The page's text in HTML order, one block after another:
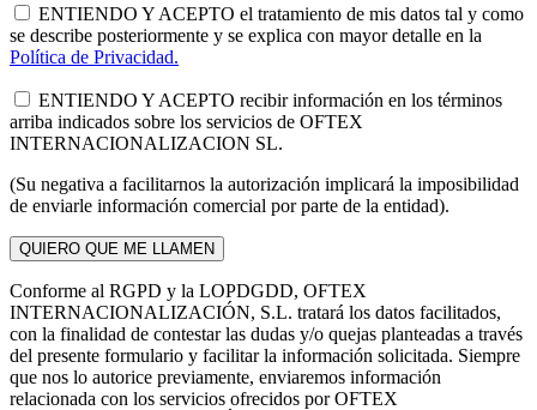
ENTIENDO Y ACEPTO el tratamiento de mis datos tal y como
se describe posteriormente y se explica con mayor detalle en la
Política de Privacidad.
ENTIENDO Y ACEPTO recibir información en los términos
arriba indicados sobre los servicios de OFTEX
INTERNACIONALIZACION SL.
(Su negativa a facilitarnos la autorización implicará la imposibilidad
de enviarle información comercial por parte de la entidad).
Conforme al RGPD y la LOPDGDD, OFTEX
INTERNACIONALIZACIÓN, S.L. tratará los datos facilitados,
con la finalidad de contestar las dudas y/o quejas planteadas a través
del presente formulario y facilitar la información solicitada. Siempre
que nos lo autorice previamente, enviaremos información
relacionada con los servicios ofrecidos por OFTEX